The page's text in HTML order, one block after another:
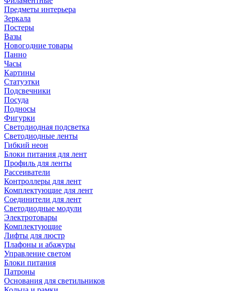
Предметы интерьера
Зеркала
Постеры
Вазы
Новогодние товары
Панно
Часы
Картины
Статуэтки
Подсвечники
Посуда
Подносы
Фигурки
Светодиодная подсветка
Светодиодные ленты
Гибкий неон
Блоки питания для лент
Профиль для ленты
Рассеиватели
Контроллеры для лент
Комплектующие для лент
Соединители для лент
Светодиодные модули
Электротовары
Комплектующие
Лифты для люстр
Плафоны и абажуры
Управление светом
Блоки питания
Патроны
Основания для светильников